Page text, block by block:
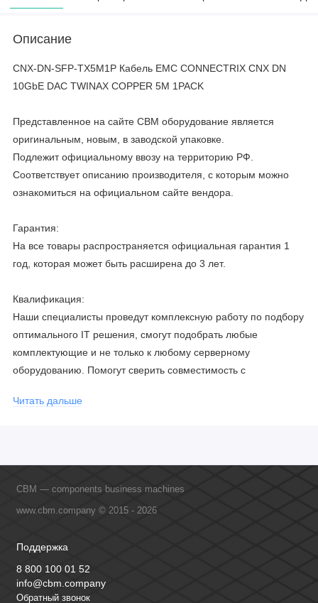
Описание
CNX-DN-SFP-TX5M1P Кабель EMC CONNECTRIX CNX DN
10GbE DAC TWINAX COPPER 5M 1PACK
Представленное на сайте CBM оборудование является
оригинальным, новым, в заводской упаковке.
Подлежит официальному ввозу на территорию РФ.
Соответствует описанию производителя, с которым можно
ознакомиться на официальном сайте вендора.
Гарантия:
На все товары распространяется официальная гарантия 1
год, которая может быть расширена до 3 лет.
Квалификация:
Наши специалисты проведут комплексную работу по подбору
оптимального IT решения, смогут подобрать любые
комплектующие и не только к любому серверному
оборудованию. Помогут сверить совместимость с
официальными производителями и проводим регулярное
Читать дальше
CBM — components business machines
www.cbm.company © 2015 - 2026
Поддержка
8 800 100 01 52
info@cbm.company
Обратный звонок